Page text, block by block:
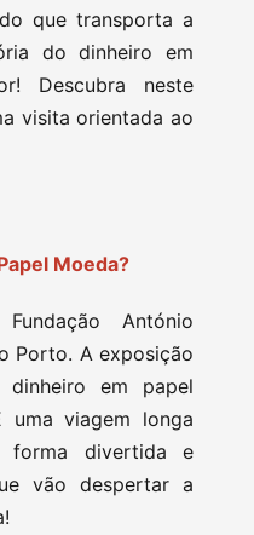
que transporta a
do dinheiro em
Descubra neste
visita orientada ao
Moeda?
António
Porto. A exposição
em papel
uma viagem longa
forma divertida e
vão despertar a